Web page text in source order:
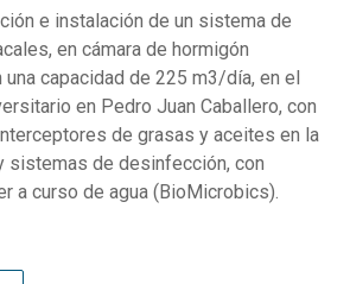
e instalación de un sistema de
en cámara de hormigón
una capacidad de 225 m3/día, en el
en Pedro Juan Caballero, con
de grasas y aceites en la
sistemas de desinfección, con
a curso de agua (BioMicrobics).